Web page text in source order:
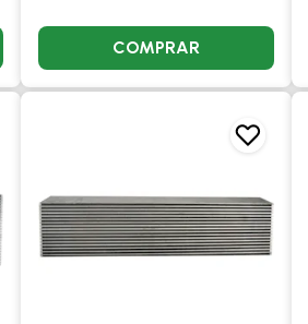
COMPRAR